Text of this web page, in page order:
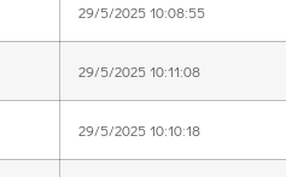
29/5/2025 10:08:55
29/5/2025 10:11:08
29/5/2025 10:10:18